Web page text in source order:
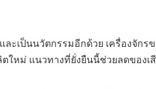
เป็นนวัตกรรมอีกด้วย เครื่องจักร
ใหม่ แนวทางที่ยั่งยืนนี้ช่วยลดของเ